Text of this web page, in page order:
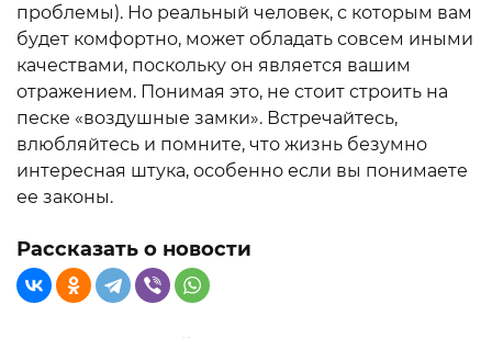
проблемы). Но реальный человек, с которым вам
будет комфортно, может обладать совсем иными
качествами, поскольку он является вашим
отражением. Понимая это, не стоит строить на
песке «воздушные замки». Встречайтесь,
влюбляйтесь и помните, что жизнь безумно
интересная штука, особенно если вы понимаете
ее законы.
Рассказать о новости